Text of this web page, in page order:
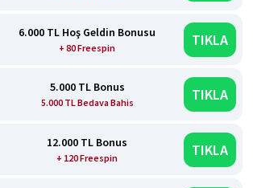
6.000 TL Hoş Geldin Bonusu
+ 80 Freespin TIKLA
5.000 TL Bonus
5.000 TL Bedava Bahis TIKLA
12.000 TL Bonus
+ 120 Freespin TIKLA